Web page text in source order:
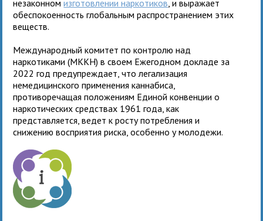
незаконномизготовлении наркотиков , и выражает
обеспокоенность глобальным распространением этих
веществ.
Международный комитет по контролю над
наркотиками (МККН) в своем Ежегодном докладе за
2022 год предупреждает, что легализация
немедицинского применения каннабиса,
противоречащая положениям Единой конвенции о
наркотических средствах 1961 года, как
представляется, ведет к росту потребления и
снижению восприятия риска, особенно у молодежи.